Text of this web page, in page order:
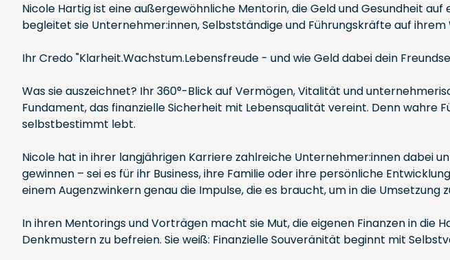
Nicole Hartig ist eine außergewöhnliche Mentorin, die Geld und Gesundheit
begleitet sie Unternehmer:innen, Selbstständige und Führungskräfte auf
Ihr Credo "Klarheit.Wachstum.Lebensfreude - und wie Geld dabei dein
Was sie auszeichnet? Ihr 360°-Blick auf Vermögen, Vitalität und
Fundament, das finanzielle Sicherheit mit Lebensqualität vereint. Denn
selbstbestimmt lebt.
Nicole hat in ihrer langjährigen Karriere zahlreiche Unternehmer:innen dabei
gewinnen – sei es für ihr Business, ihre Familie oder ihre persönliche
einem Augenzwinkern genau die Impulse, die es braucht, um in die Umsetzung
In ihren Mentorings und Vorträgen macht sie Mut, die eigenen Finanzen in die
Denkmustern zu befreien. Sie weiß: Finanzielle Souveränität beginnt mit